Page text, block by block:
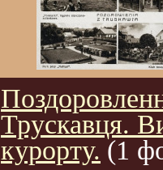
Трускавця.
курорту. (1